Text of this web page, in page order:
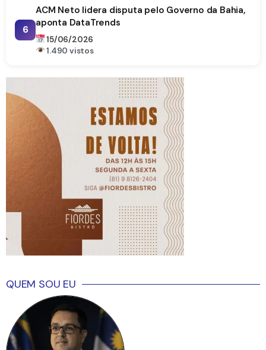
6
ACM Neto lidera disputa pelo Governo da Bahia,
aponta DataTrends
15/06/2026
1.490 vistos
QUEM SOU EU